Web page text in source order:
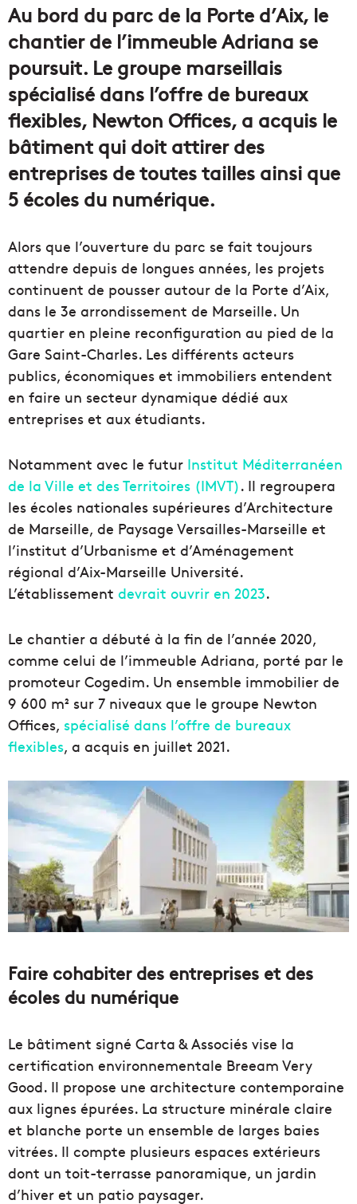
Au bord du parc de la Porte d’Aix, le
chantier de l’immeuble Adriana se
poursuit. Le groupe marseillais
spécialisé dans l’offre de bureaux
flexibles, Newton Offices, a acquis le
bâtiment qui doit attirer des
entreprises de toutes tailles ainsi que
5 écoles du numérique.
Alors que l’ouverture du parc se fait toujours
attendre depuis de longues années, les projets
continuent de pousser autour de la Porte d’Aix,
dans le 3e arrondissement de Marseille. Un
quartier en pleine reconfiguration au pied de la
Gare Saint-Charles. Les différents acteurs
publics, économiques et immobiliers entendent
en faire un secteur dynamique dédié aux
entreprises et aux étudiants.
Notamment avec le futur Institut Méditerranéen
de la Ville et des Territoires (IMVT). Il regroupera
les écoles nationales supérieures d’Architecture
de Marseille, de Paysage Versailles-Marseille et
l’institut d’Urbanisme et d’Aménagement
régional d’Aix-Marseille Université.
L’établissement devrait ouvrir en 2023.
Le chantier a débuté à la fin de l’année 2020,
comme celui de l’immeuble Adriana, porté par le
promoteur Cogedim. Un ensemble immobilier de
9 600 m² sur 7 niveaux que le groupe Newton
Offices, spécialisé dans l’offre de bureaux
flexibles, a acquis en juillet 2021.
Faire cohabiter des entreprises et des
écoles du numérique
Le bâtiment signé Carta & Associés vise la
certification environnementale Breeam Very
Good. Il propose une architecture contemporaine
aux lignes épurées. La structure minérale claire
et blanche porte un ensemble de larges baies
vitrées. Il compte plusieurs espaces extérieurs
dont un toit-terrasse panoramique, un jardin
d’hiver et un patio paysager.